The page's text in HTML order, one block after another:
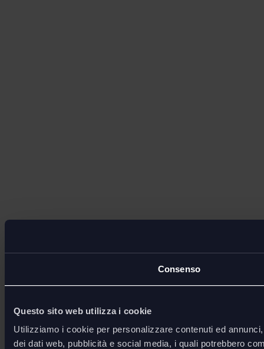
Consenso
Questo sito web utilizza i cookie
Utilizziamo i cookie per personalizzare contenuti ed
dei dati web, pubblicità e social media, i quali potrebbero